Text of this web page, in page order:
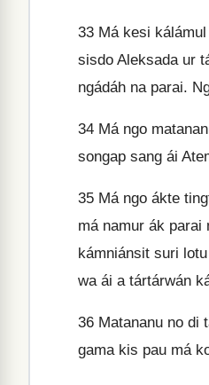
33 Má kesi
sisdo Aleksada ur
ngádáh na parai.
34 Má ngo
songap sang ái
35 Má ngo ákte
má namur ák parai
kámniánsit suri
wa ái a tártárwán
36 Matananu no di
gama kis pau má